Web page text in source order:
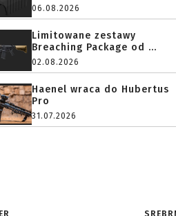
06.08.2026
Limitowane zestawy
Breaching Package od ...
02.08.2026
Haenel wraca do Hubertus
Pro
31.07.2026